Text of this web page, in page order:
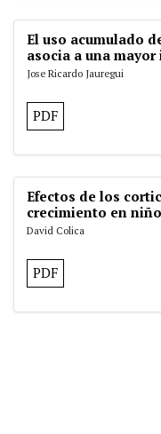
El uso acumulado
asocia a una
Jose Ricardo Jauregui
PDF
Efectos de los
crecimiento en
David Colica
PDF